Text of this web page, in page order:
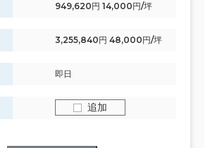
949,620円 14,000円/坪
3,255,840円 48,000円/坪
即日
追加